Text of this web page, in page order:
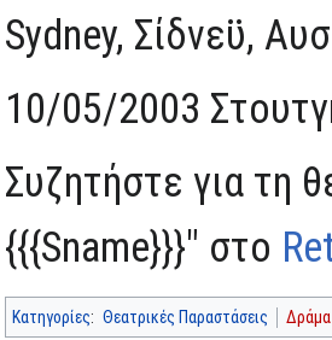
Sydney, Σίδνεϋ,
10/05/2003
Συζητήστε για τη
{{{Sname}}}" στο
Κατηγορίες: Θεατρικές Παραστάσεις Δράμα